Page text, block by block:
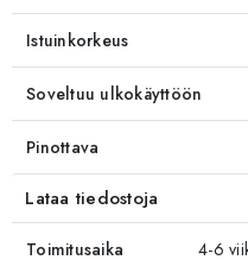
Istuinkorkeus
Soveltuu ulkokäyttöön
Pinottava
Lataa tiedostoja
Toimitusaika 4-6